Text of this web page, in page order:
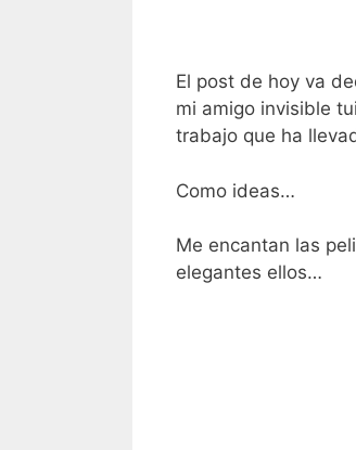
El post de hoy va
mi amigo invisible
trabajo que ha
Como ideas…
Me encantan las
elegantes ellos…